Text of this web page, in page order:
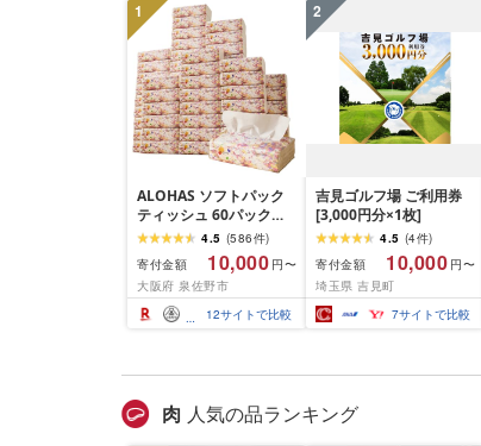
1
ALOHAS ソフトパック
ティッシュ 60パック
×400枚(200組) 日用品
必需品 常備品 まとめ買
い 備蓄 防災
4.5 (586件)
寄付金額
10,000 円〜
大阪府 泉佐野市
12サイトで比較
2
吉見ゴルフ場 ご利用券
[3,000円分×1枚]
4.5 (4件)
寄付金額
10,000 円〜
埼玉県 吉見町
7サイトで比較
肉 人気の品ランキング